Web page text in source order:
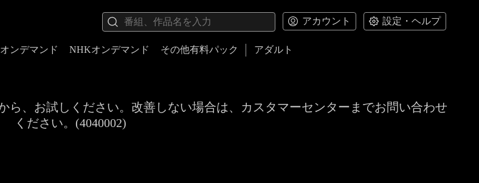
アカウント 設定・ヘルプ
ンデマンド NHKオンデマンド その他有料パック アダルト
ら、お試しください。改善しない場合は、カスタマーセンターまでお問い合わせ
ください。(4040002)